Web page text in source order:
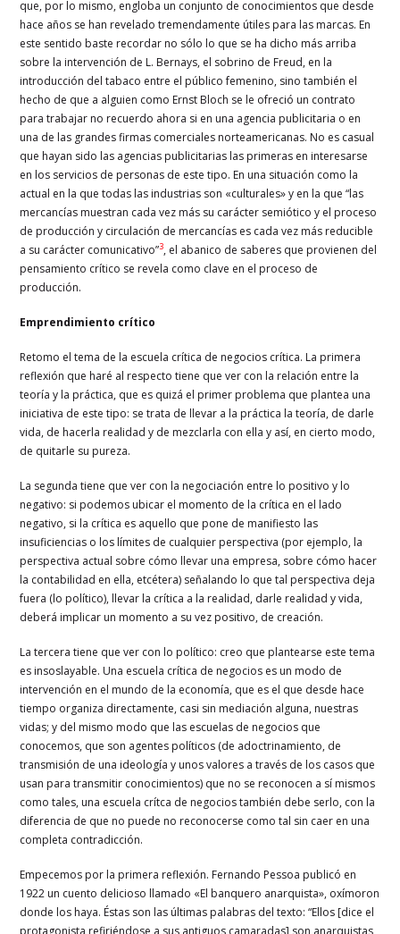
que, por lo mismo, engloba un conjunto de conocimientos que desde
hace años se han revelado tremendamente útiles para las marcas. En
este sentido baste recordar no sólo lo que se ha dicho más arriba
sobre la intervención de L. Bernays, el sobrino de Freud, en la
introducción del tabaco entre el público femenino, sino también el
hecho de que a alguien como Ernst Bloch se le ofreció un contrato
para trabajar no recuerdo ahora si en una agencia publicitaria o en
una de las grandes firmas comerciales norteamericanas. No es casual
que hayan sido las agencias publicitarias las primeras en interesarse
en los servicios de personas de este tipo. En una situación como la
actual en la que todas las industrias son «culturales» y en la que “las
mercancías muestran cada vez más su carácter semiótico y el proceso
de producción y circulación de mercancías es cada vez más reducible
a su carácter comunicativo”3, el abanico de saberes que provienen del
pensamiento crítico se revela como clave en el proceso de
producción.
Emprendimiento crítico
Retomo el tema de la escuela crítica de negocios crítica. La primera
reflexión que haré al respecto tiene que ver con la relación entre la
teoría y la práctica, que es quizá el primer problema que plantea una
iniciativa de este tipo: se trata de llevar a la práctica la teoría, de darle
vida, de hacerla realidad y de mezclarla con ella y así, en cierto modo,
de quitarle su pureza.
La segunda tiene que ver con la negociación entre lo positivo y lo
negativo: si podemos ubicar el momento de la crítica en el lado
negativo, si la crítica es aquello que pone de manifiesto las
insuficiencias o los límites de cualquier perspectiva (por ejemplo, la
perspectiva actual sobre cómo llevar una empresa, sobre cómo hacer
la contabilidad en ella, etcétera) señalando lo que tal perspectiva deja
fuera (lo político), llevar la crítica a la realidad, darle realidad y vida,
deberá implicar un momento a su vez positivo, de creación.
La tercera tiene que ver con lo político: creo que plantearse este tema
es insoslayable. Una escuela crítica de negocios es un modo de
intervención en el mundo de la economía, que es el que desde hace
tiempo organiza directamente, casi sin mediación alguna, nuestras
vidas; y del mismo modo que las escuelas de negocios que
conocemos, que son agentes políticos (de adoctrinamiento, de
transmisión de una ideología y unos valores a través de los casos que
usan para transmitir conocimientos) que no se reconocen a sí mismos
como tales, una escuela crítca de negocios también debe serlo, con la
diferencia de que no puede no reconocerse como tal sin caer en una
completa contradicción.
Empecemos por la primera reflexión. Fernando Pessoa publicó en
1922 un cuento delicioso llamado «El banquero anarquista», oxímoron
donde los haya. Éstas son las últimas palabras del texto: “Ellos [dice el
protagonista refiriéndose a sus antiguos camaradas] son anarquistas